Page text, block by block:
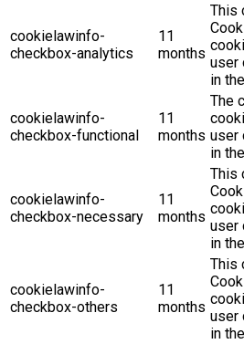
cookielawinfo-
checkbox-analytics
11
months
This
user
in
cookielawinfo-
checkbox-functional
11
months
The
user
in
cookielawinfo-
checkbox-necessary
11
months
This
user
in
cookielawinfo-
checkbox-others
11
months
This
user
in